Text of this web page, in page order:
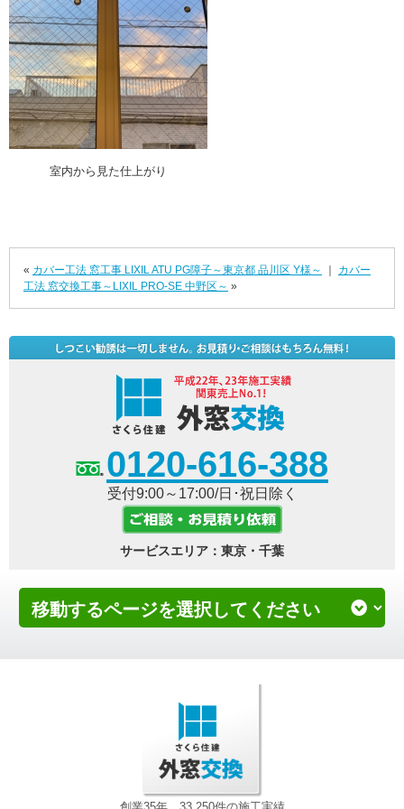
室内から見た仕上がり
« カバー工法 窓工事 LIXIL ATU PG障子～東京都 品川区 Y様～
カバー
工法 窓交換工事～LIXIL PRO-SE 中野区～ »
0120-616-388
受付9:00～17:00/日･祝日除く
サービスエリア：東京・千葉